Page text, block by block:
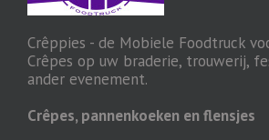
Crêppies - de Mobiele Foodtruck
Crêpes op uw braderie, trouwerij,
ander evenement.
Crêpes, pannenkoeken en flensjes